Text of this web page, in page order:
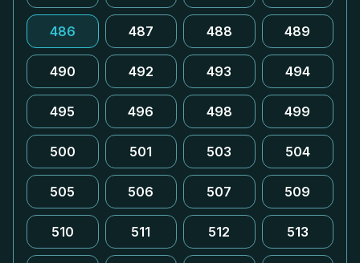
486 487 488 489
490 492 493 494
495 496 498 499
500 501 503 504
505 506 507 509
510 511 512 513